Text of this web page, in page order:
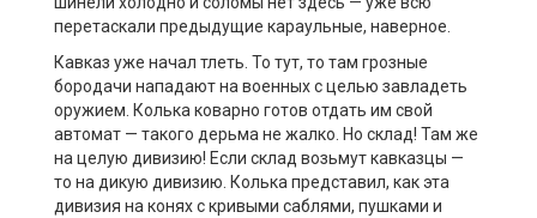
перетаскали предыдущие караульные, наверное.
Кавказ уже начал тлеть. То тут, то там грозные
бородачи нападают на военных с целью завладеть
оружием. Колька коварно готов отдать им свой
автомат — такого дерьма не жалко. Но склад! Там же
на целую дивизию! Если склад возьмут кавказцы —
то на дикую дивизию. Колька представил, как эта
дивизия на конях с кривыми саблями, пушками и